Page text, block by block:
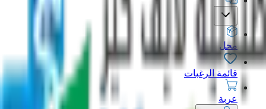
محل
قائمة الرغبات
عربة